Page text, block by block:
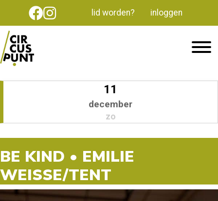
lid worden? inloggen
11
december
zo
BE KIND • EMILIE
WEISSE/TENT